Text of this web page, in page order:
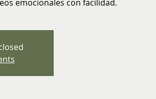
emocionales con facilidad.